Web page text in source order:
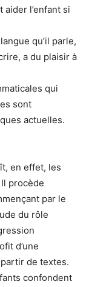
l’enfant si
qu’il parle,
a du plaisir à
qui
sont
actuelles.
en effet, les
procède
par le
du rôle
d’une
de textes.
confondent